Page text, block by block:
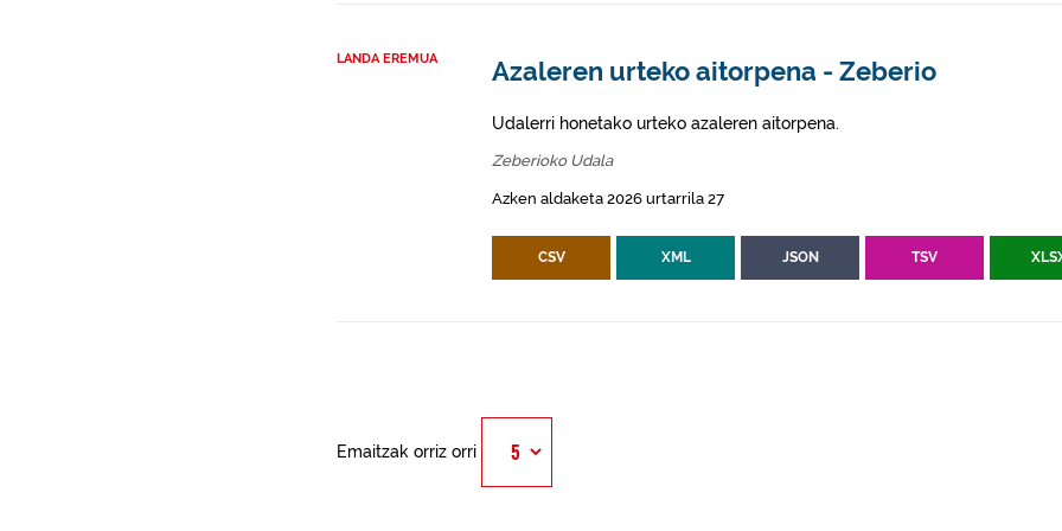
LANDA EREMUA Azaleren urteko aitorpena - Zeberio
Udalerri honetako urteko azaleren aitorpena.
Zeberioko Udala
Azken aldaketa 2026 urtarrila 27
CSV XML JSON TSV
Emaitzak orriz orri